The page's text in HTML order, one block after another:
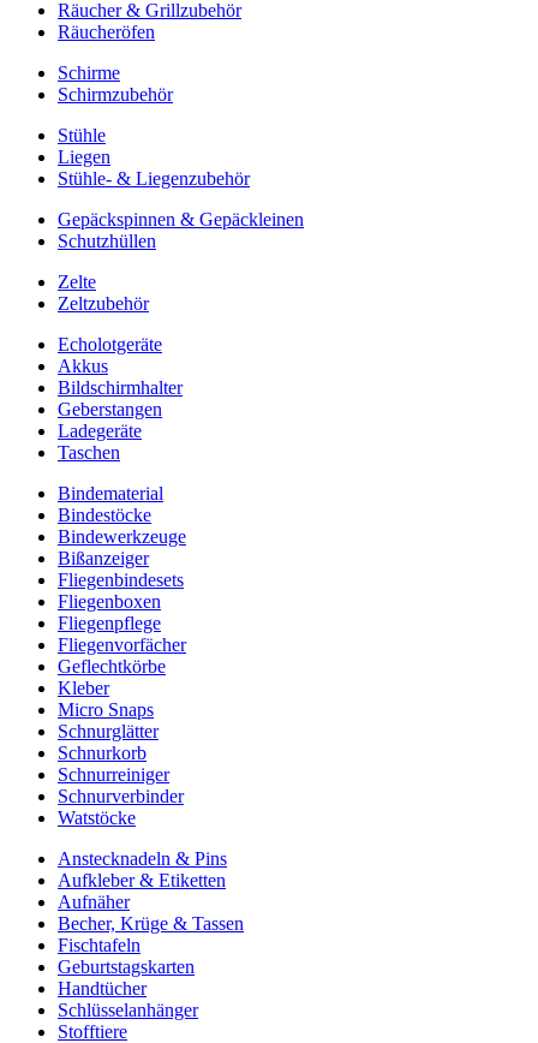
Räucher & Grillzubehör
Räucheröfen
Schirme
Schirmzubehör
Stühle
Liegen
Stühle- & Liegenzubehör
Gepäckspinnen & Gepäckleinen
Schutzhüllen
Zelte
Zeltzubehör
Echolotgeräte
Akkus
Bildschirmhalter
Geberstangen
Ladegeräte
Taschen
Bindematerial
Bindestöcke
Bindewerkzeuge
Bißanzeiger
Fliegenbindesets
Fliegenboxen
Fliegenpflege
Fliegenvorfächer
Geflechtkörbe
Kleber
Micro Snaps
Schnurglätter
Schnurkorb
Schnurreiniger
Schnurverbinder
Watstöcke
Anstecknadeln & Pins
Aufkleber & Etiketten
Aufnäher
Becher, Krüge & Tassen
Fischtafeln
Geburtstagskarten
Handtücher
Schlüsselanhänger
Stofftiere